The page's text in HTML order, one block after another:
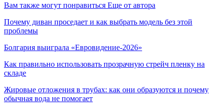
Вам также могут понравиться Еще от автора
Почему диван проседает и как выбрать модель без этой
проблемы
Болгария выиграла «Евровидение-2026»
Как правильно использовать прозрачную стрейч пленку на
складе
Жировые отложения в трубах: как они образуются и почему
обычная вода не помогает